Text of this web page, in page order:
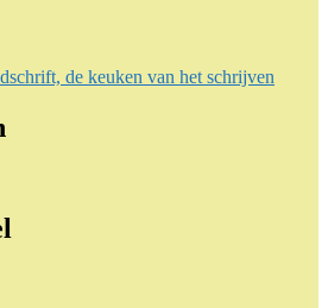
de keuken van het schrijven